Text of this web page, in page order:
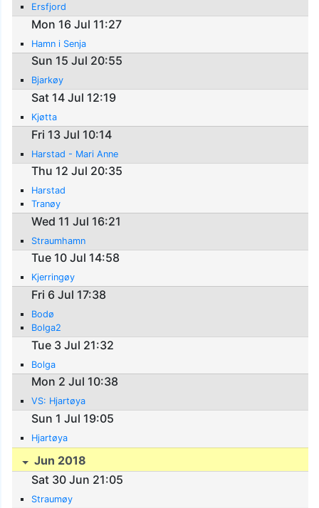
Ersfjord
Mon 16 Jul 11:27
Hamn i Senja
Sun 15 Jul 20:55
Bjarkøy
Sat 14 Jul 12:19
Kjøtta
Fri 13 Jul 10:14
Harstad - Mari Anne
Thu 12 Jul 20:35
Harstad
Tranøy
Wed 11 Jul 16:21
Straumhamn
Tue 10 Jul 14:58
Kjerringøy
Fri 6 Jul 17:38
Bodø
Bolga2
Tue 3 Jul 21:32
Bolga
Mon 2 Jul 10:38
VS: Hjartøya
Sun 1 Jul 19:05
Hjartøya
Jun 2018
Sat 30 Jun 21:05
Straumøy